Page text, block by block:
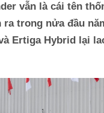
vẫn là cái tên
ra trong nửa đầu
Ertiga Hybrid lại